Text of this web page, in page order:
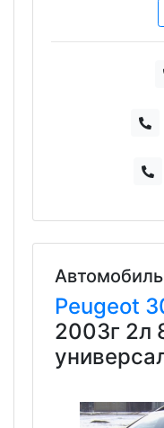
Peugeot
2003г 2л